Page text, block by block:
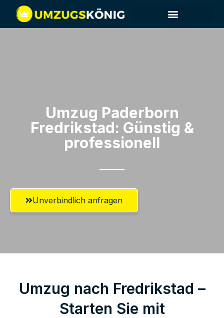
Umzug Paderborn​
Fredrikstad: Günstig &
professionell​
Unverbindlich anfragen
Umzug nach Fredrikstad –
Starten Sie mit